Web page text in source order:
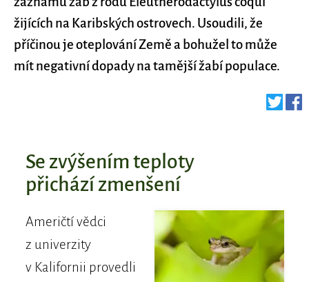
žijících na Karibských ostrovech. Usoudili, že
příčinou je oteplování Země a bohužel to může
mít negativní dopady na tamější žabí populace.
Se zvýšením teploty
přichází zmenšení
Američtí vědci
z univerzity
v Kalifornii provedli